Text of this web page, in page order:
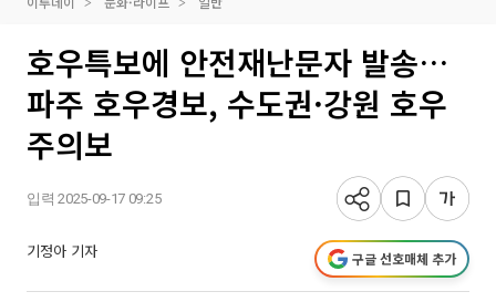
호우특보에 안전재난문자 발송…
파주 호우경보, 수도권·강원 호우
주의보
입력 2025-09-17 09:25
기정아 기자 구글 선호매체 추가